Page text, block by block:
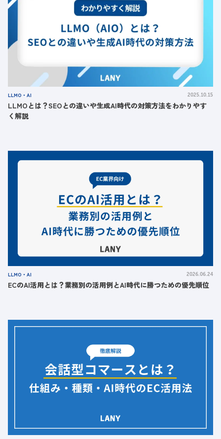
LLMO・AI 2025.10.15
LLMOとは？SEOとの違いや生成AI時代の対策方法をわかりやす
く解説
LLMO・AI 2026.06.24
ECのAI活用とは？業務別の活用例とAI時代に勝つための優先順位